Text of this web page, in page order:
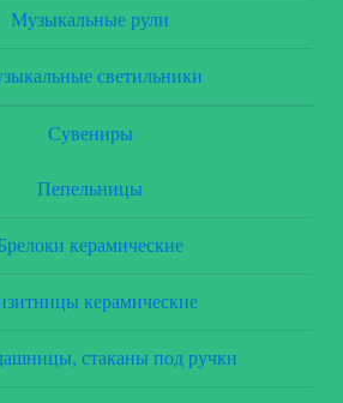
Музыкальные рули
светильники
Сувениры
Пепельницы
керамические
керамические
стаканы под ручки